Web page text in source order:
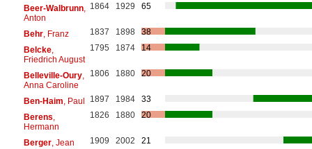
Beer-Walbrunn,
Anton
1864 1929 65
Behr, Franz 1837 1898
38
Belcke,
Friedrich August
1795 1874 14
Belleville-Oury,
Anna Caroline
1806 1880 20
Ben-Haim , Paul 1897 1984
33
Berens
Hermann
1826 1880 20
Berger, Jean 1909 2002
21